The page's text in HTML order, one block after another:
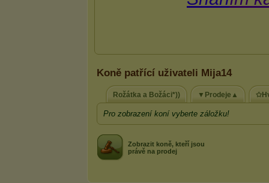
Koně patřící uživateli Mija14
Rožátka a Božáci*)) ▼Prodeje▲
Pro zobrazení koní vyberte záložku!
Zobrazit koně, kteří jsou
právě na prodej